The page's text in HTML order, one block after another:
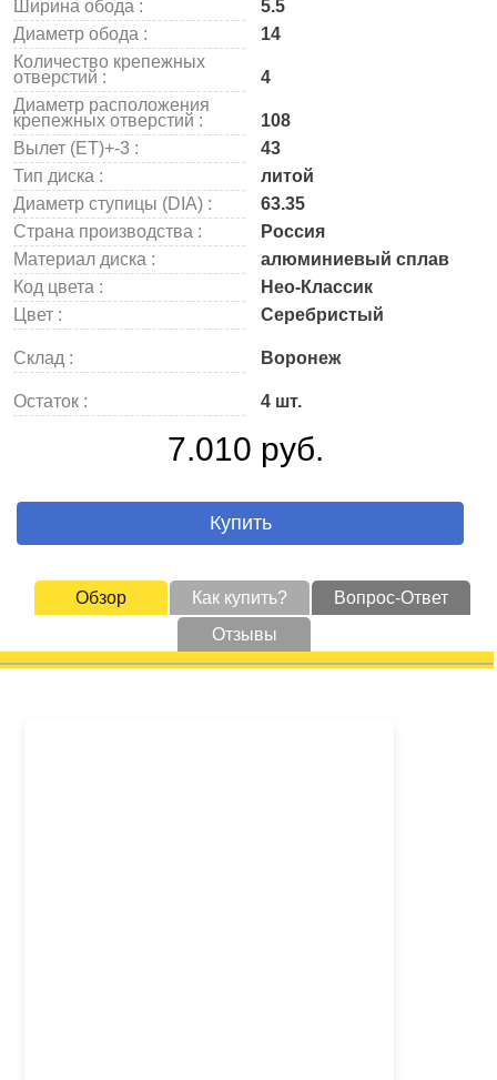
Ширина обода :
5.5
Диаметр обода :
14
Количество крепежных
отверстий :
4
Диаметр расположения
крепежных отверстий :
108
Вылет (ET)+-3 :
43
Тип диска :
литой
Диаметр ступицы (DIA) :
63.35
Страна производства :
Россия
Материал диска :
алюминиевый сплав
Код цвета :
Нео-Классик
Цвет :
Серебристый
Склад : Воронеж
Остаток : 4 шт.
7.010 руб.
Купить
Обзор Как купить?
Вопрос-Ответ
Отзывы